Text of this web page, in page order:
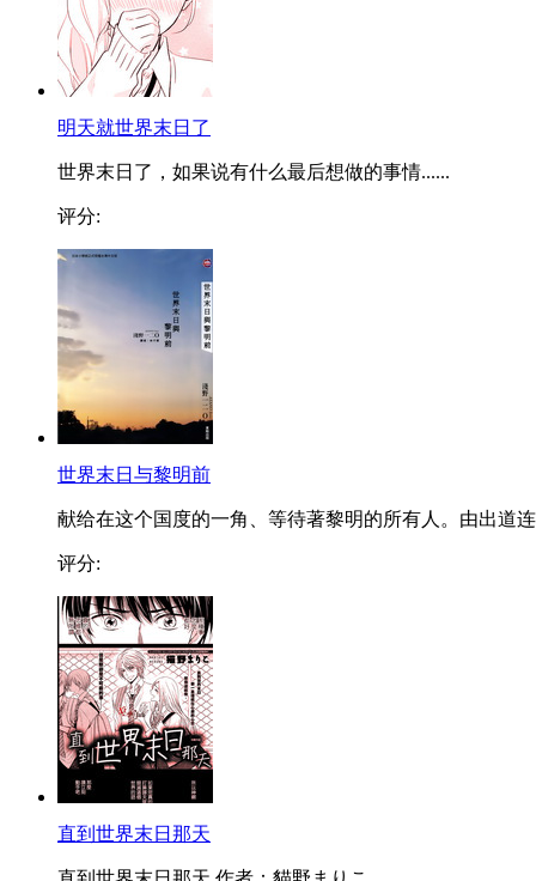
明天就世界末日了
世界末日了，如果说有什么最后想做的事情......
评分:
世界末日与黎明前
献给在这个国度的一角、等待著黎明的所有人。由出道
评分:
直到世界末日那天